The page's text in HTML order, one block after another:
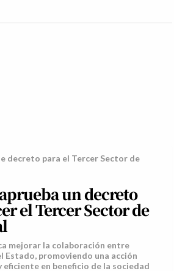
decreto para el Tercer Sector de
un decreto
el Tercer Sector de
mejorar la colaboración entre
Estado, promoviendo una acción
eficiente en beneficio de la sociedad